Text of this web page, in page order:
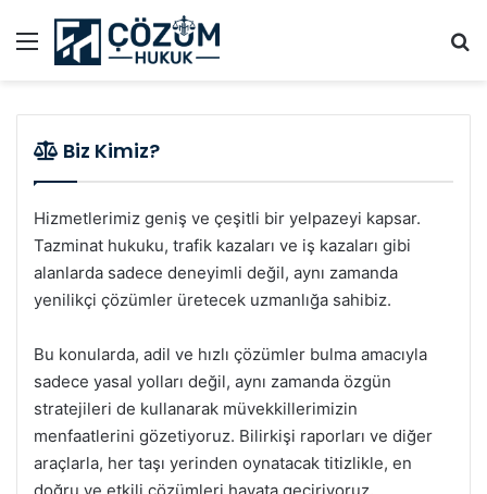
Menü
Tazminat Hukuku
Medeni Hukuk
Medeni Hukuk
Tazminat Hukuku
Medeni Hukuk
Biz Kimiz?
Hizmetlerimiz geniş ve çeşitli bir yelpazeyi kapsar.
Tazminat hukuku, trafik kazaları ve iş kazaları gibi
alanlarda sadece deneyimli değil, aynı zamanda
yenilikçi çözümler üretecek uzmanlığa sahibiz.
Bu konularda, adil ve hızlı çözümler bulma amacıyla
sadece yasal yolları değil, aynı zamanda özgün
stratejileri de kullanarak müvekkillerimizin
menfaatlerini gözetiyoruz. Bilirkişi raporları ve diğer
araçlarla, her taşı yerinden oynatacak titizlikle, en